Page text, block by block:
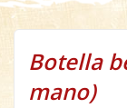
Botella
mano)